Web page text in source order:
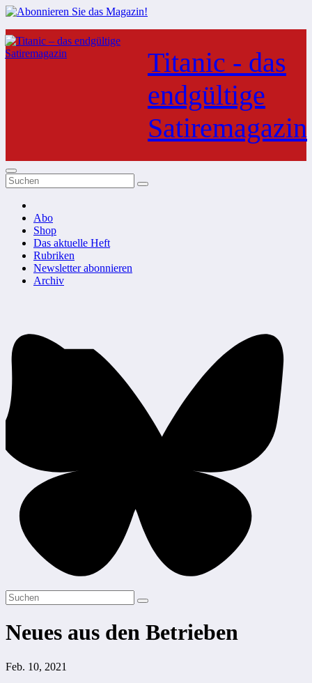
Zum
Inhalt
springen
Titanic - das
endgültige
Satiremagazin
Abo
Shop
Das aktuelle Heft
Rubriken
Newsletter abonnieren
Archiv
Neues aus den Betrieben
Feb. 10, 2021